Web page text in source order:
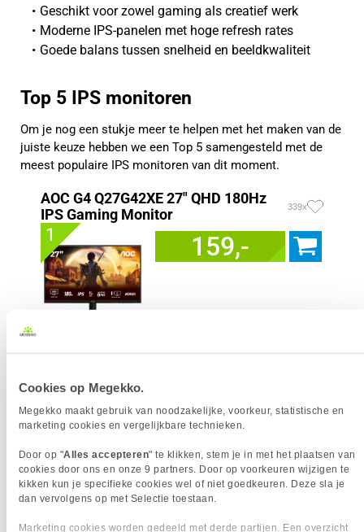
Cookies op Megekko.
Megekko maakt gebruik van noodzakelijke, voorkeur, statistische en
marketing cookies en vergelijkbare technieken.
Door op "Alles accepteren" te klikken, stem je in met het plaatsen van
cookies door ons en onze 9 partners. Door op voorkeuren wijzigen te
kikken kun je specifieke cookies wel of niet goedkeuren. Deze sla je
dan vervolgens op met Selectie toestaan.
Marketing cookies worden gedeeld met derde partijen. Een overzicht
Geschikt voor zowel gaming als creatief werk
Moderne IPS-panelen met hoge refresh rates
Goede balans tussen snelheid en beeldkwaliteit
Top 5 IPS monitoren
Om je nog een stukje meer te helpen met het maken van de
juiste keuze hebben we een Top 5 samengesteld met de
meest populaire IPS monitoren van dit moment.
AOC G4 Q27G42XE 27" QHD 180Hz
IPS Gaming Monitor
339x
1 159,-
Resolutieklasse
Scherm Diagonaal
27.0 inch (68.6cm)
Schermverhouding
16:9
Paneel Type
IPS
HDR Type
HDR10
Reactietijd
1 ms